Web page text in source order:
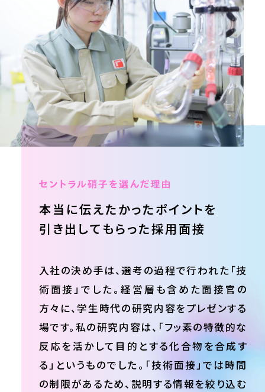
本当に伝えたかったポイントを
引き出してもらった採用面接
入社の決め手は、選考の過程で行われた「技
術面接」でした。経営層も含めた面接官の
方々に、学生時代の研究内容をプレゼンする
場です。私の研究内容は、「フッ素の特徴的な
反応を活かして目的とする化合物を合成す
る」というものでした。「技術面接」では時間
の制限があるため、説明する情報を絞り込む